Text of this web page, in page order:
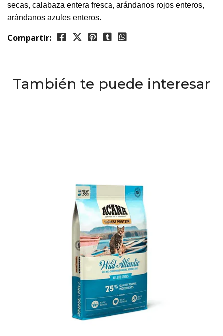
secas, calabaza entera fresca, arándanos rojos enteros,
arándanos azules enteros.
Compartir:
También te puede interesar